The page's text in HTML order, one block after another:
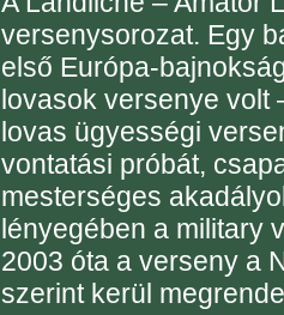
versenysorozat. Egy
első Európa-
lovasok versenye volt
lovas ügyességi
vontatási próbát,
mesterséges
lényegében a military
2003 óta a verseny a
szerint kerül